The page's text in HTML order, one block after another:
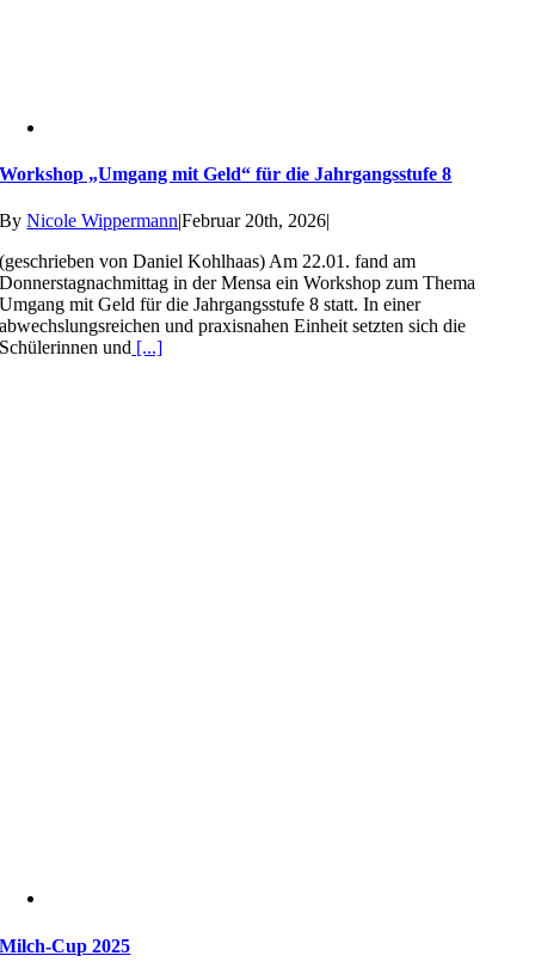
Workshop „Umgang mit Geld“ für die Jahrgangsstufe 8
ByNicole Wippermann|Februar 20th, 2026|
(geschrieben von Daniel Kohlhaas) Am 22.01. fand am
Donnerstagnachmittag in der Mensa ein Workshop zum Thema
Umgang mit Geld für die Jahrgangsstufe 8 statt. In einer
abwechslungsreichen und praxisnahen Einheit setzten sich die
Schülerinnen und [...]
Milch-Cup 2025